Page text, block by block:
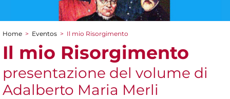
You are here
Home > Eventos > Il mio Risorgimento
Il mio Risorgimento
presentazione del volume di
Adalberto Maria Merli